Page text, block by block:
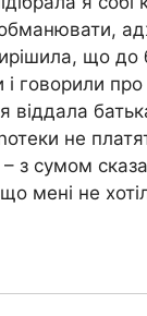
обманювати,
що до
і говорили
віддала
не
з сумом
мені не